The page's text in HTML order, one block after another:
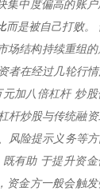
集中度偏高的账
而是被自己打败。
场结构持续重组
者在经过几轮行
加八倍杠杆 炒股
杆炒股与传统融
风险提示义务等
有助 于提升资金
资金方一般会触